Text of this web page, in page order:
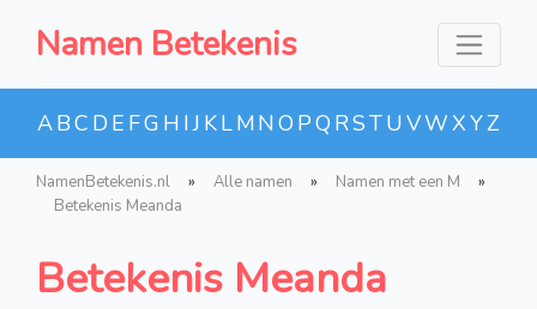
Namen Betekenis
ABC D E FG H IJ KLMNO PQ RSTUVWXYZ
NamenBetekenis.nl » Alle namen » Namen met een M
»
Betekenis Meanda
Betekenis Meanda